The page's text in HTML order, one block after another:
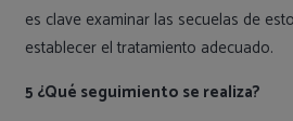
es clave examinar las secuelas de
establecer el tratamiento adecuado.
5 ¿Qué seguimiento se realiza?